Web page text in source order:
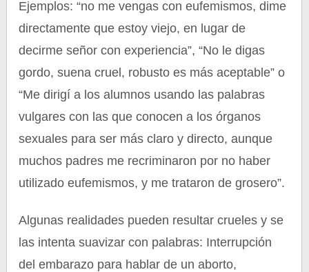
Ejemplos: “no me vengas con eufemismos, dime
directamente que estoy viejo, en lugar de
decirme señor con experiencia”, “No le digas
gordo, suena cruel, robusto es más aceptable” o
“Me dirigí a los alumnos usando las palabras
vulgares con las que conocen a los órganos
sexuales para ser más claro y directo, aunque
muchos padres me recriminaron por no haber
utilizado eufemismos, y me trataron de grosero”.
Algunas realidades pueden resultar crueles y se
las intenta suavizar con palabras: Interrupción
del embarazo para hablar de un aborto,